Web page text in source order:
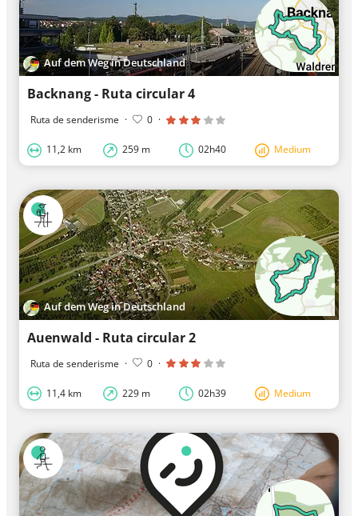
Auf dem Weg in Deutschland
Backnang - Ruta circular 4
Ruta de senderisme · 0 ·
11,2 km 259 m 02h40 Medium
Auf dem Weg in Deutschland
Auenwald - Ruta circular 2
Ruta de senderisme · 0 ·
11,4 km 229 m 02h39 Medium